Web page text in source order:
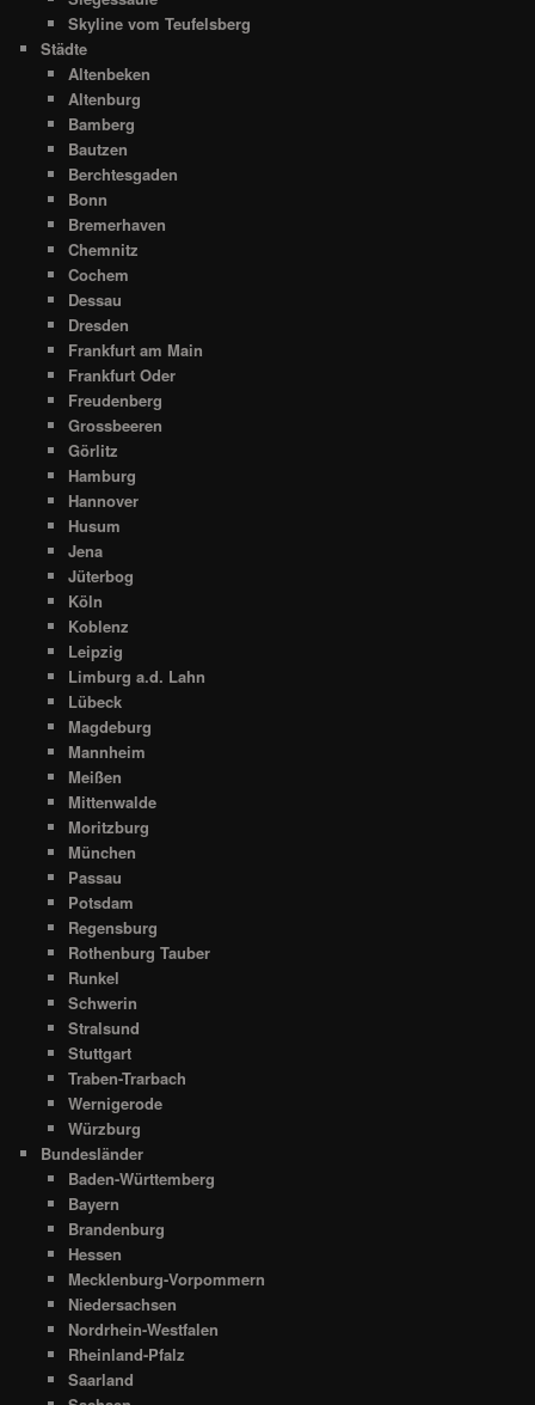
Skyline vom Teufelsberg
Städte
Altenbeken
Altenburg
Bamberg
Bautzen
Berchtesgaden
Bonn
Bremerhaven
Chemnitz
Cochem
Dessau
Dresden
Frankfurt am Main
Frankfurt Oder
Freudenberg
Grossbeeren
Görlitz
Hamburg
Hannover
Husum
Jena
Jüterbog
Köln
Koblenz
Leipzig
Limburg a.d. Lahn
Lübeck
Magdeburg
Mannheim
Meißen
Mittenwalde
Moritzburg
München
Passau
Potsdam
Regensburg
Rothenburg Tauber
Runkel
Schwerin
Stralsund
Stuttgart
Traben-Trarbach
Wernigerode
Würzburg
Bundesländer
Baden-Württemberg
Bayern
Brandenburg
Hessen
Mecklenburg-Vorpommern
Niedersachsen
Nordrhein-Westfalen
Rheinland-Pfalz
Saarland